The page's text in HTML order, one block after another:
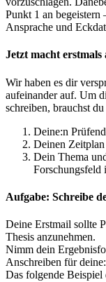
Punkt 1 an begeistern
Ansprache und
Jetzt macht erstmals
Wir haben es dir
aufeinander auf. Um
schreiben, brauchst
Deine:n
Deinen Zeitplan
Dein Thema
Forschungsfeld
Aufgabe: Schreibe
Deine Erstmail sollte
Thesis anzunehmen.
Nimm dein
Anschreiben für
Das folgende